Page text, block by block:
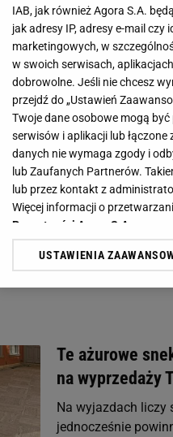
Te ażurowe
na wyprzedaży
Na wyjazdach liczy
jednocześnie
IAB, jak również Agora S.A.
jak adresy IP, adresy e-mail
marketingowych, w
w swoich serwisach,
dobrowolne. Jeśli nie chcesz
przejdź do „Ustawień
Twoje dane osobowe mogą
serwisów i aplikacji lub
danych nie wymaga zgody i
lub Zaufanych Partnerów.
lub przez kontakt z
Więcej informacji o
Prywatności Agora S.A.
Klikając „Akceptuję”
My, nasi Zaufani Partnerzy i
Użycie dokładnych danych
Przechowywanie informacji na
badnie odbiorców i ulepszanie
USTAWIENIA